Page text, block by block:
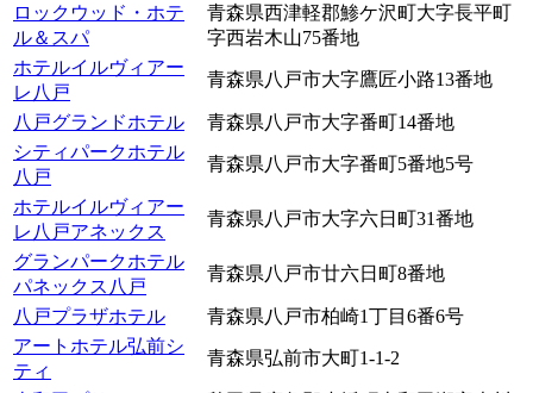
ロックウッド・ホテ
ル＆スパ
青森県西津軽郡鯵ケ沢町大字長平町
字西岩木山75番地
ホテルイルヴィアー
レ八戸
青森県八戸市大字鷹匠小路13番地
八戸グランドホテル
青森県八戸市大字番町14番地
シティパークホテル
八戸
青森県八戸市大字番町5番地5号
ホテルイルヴィアー
レ八戸アネックス
青森県八戸市大字六日町31番地
グランパークホテル
パネックス八戸
青森県八戸市廿六日町8番地
八戸プラザホテル
青森県八戸市柏崎1丁目6番6号
アートホテル弘前シ
ティ
青森県弘前市大町1-1-2